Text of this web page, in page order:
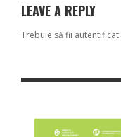
LEAVE A REPLY
Trebuie să fii autentificat